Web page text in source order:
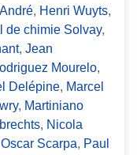
, Henri Wuyts,
de chimie Solvay,
, Jean
Mourelo,
Delépine, Marcel
, Martiniano
, Nicola
Oscar Scarpa, Paul